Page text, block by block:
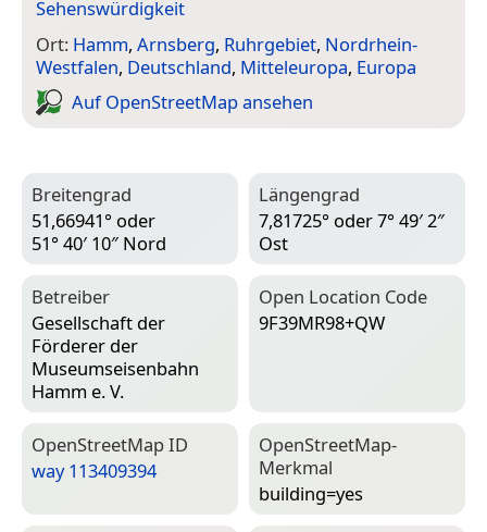
Sehenswürdigkeit
Ort: Hamm, Arnsberg, Ruhrgebiet, Nordrhein-
Westfalen, Deutschland, Mitteleuropa, Europa
Auf Open­Street­Map ansehen
Breitengrad
51,66941° oder
51° 40′ 10″ Nord
Längengrad
7,81725° oder 7° 49′ 2″
Ost
Betreiber
Gesellschaft der
Förderer der
Museumseisenbahn
Hamm e. V.
Open Location Code
9F39MR98+QW
Open­Street­Map ID
way 113409394
Open­Street­Map-
Merkmal
building=­yes